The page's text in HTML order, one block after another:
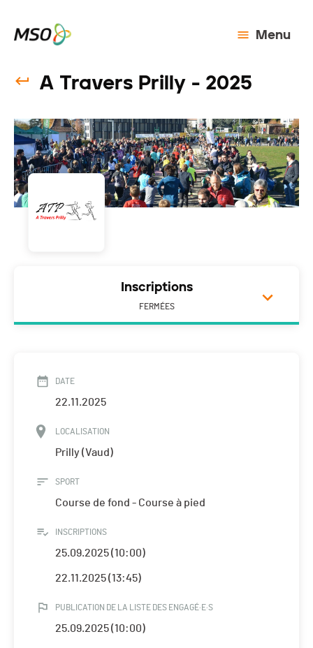
Menu
A Travers Prilly - 2025
Inscriptions
FERMÉES
DATE
22.11.2025
LOCALISATION
Prilly (Vaud)
SPORT
Course de fond - Course à pied
INSCRIPTIONS
25.09.2025 (10:00)
22.11.2025 (13:45)
PUBLICATION DE LA LISTE DES ENGAGÉ·E·S
25.09.2025 (10:00)